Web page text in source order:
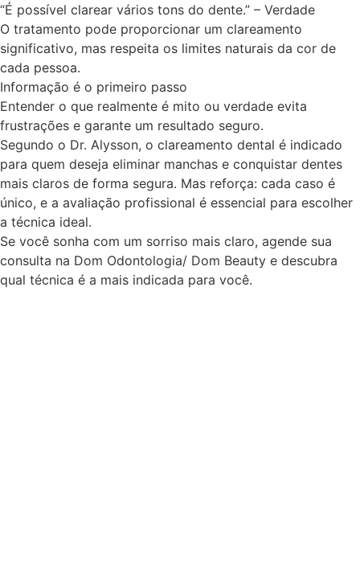
“É possível clarear vários tons do dente.” – Verdade
O tratamento pode proporcionar um clareamento
significativo, mas respeita os limites naturais da cor de
cada pessoa.
Informação é o primeiro passo
Entender o que realmente é mito ou verdade evita
frustrações e garante um resultado seguro.
Segundo o Dr. Alysson, o clareamento dental é indicado
para quem deseja eliminar manchas e conquistar dentes
mais claros de forma segura. Mas reforça: cada caso é
único, e a avaliação profissional é essencial para escolher
a técnica ideal.
Se você sonha com um sorriso mais claro, agende sua
consulta na Dom Odontologia/ Dom Beauty e descubra
qual técnica é a mais indicada para você.